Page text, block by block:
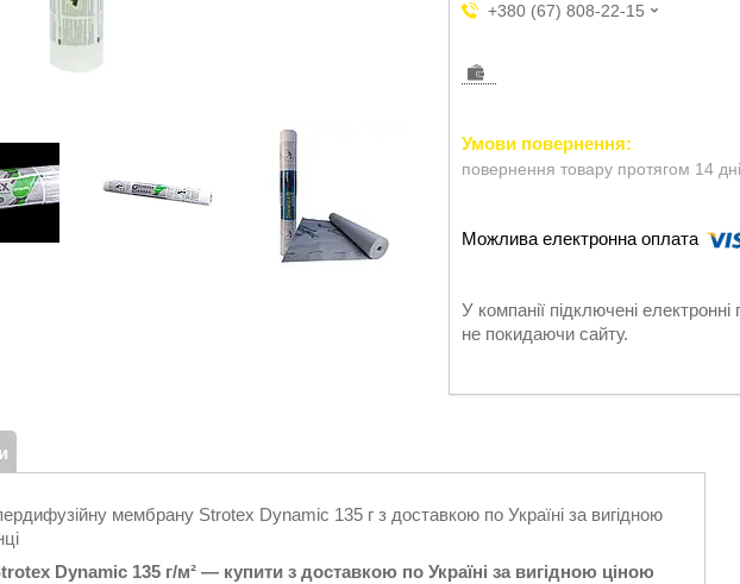
+380 (67) 808-22-15
повернення товару протягом 14
У компанії підключені
не покидаючи сайту.
мембрану Strotex Dynamic 135 г з доставкою по Україні за вигідною
Dynamic 135 г/м² — купити з доставкою по Україні за вигідною ціною